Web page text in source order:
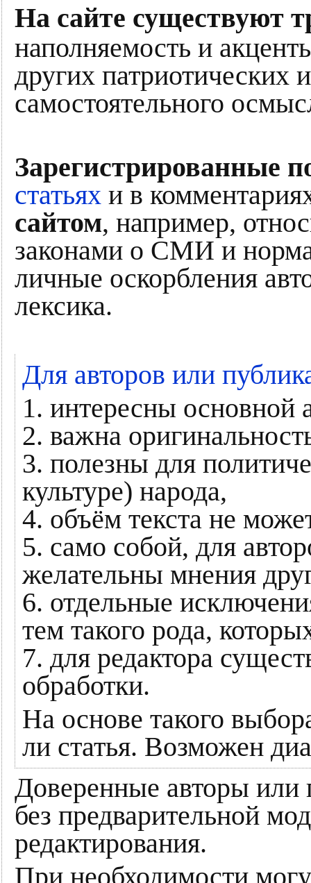
На сайте существуют
наполняемость и
других патриотических
самостоятельного
Зарегистрированные
статьях и в
сайтом, например,
законами о СМИ и
личные оскорбления
лексика.
Для авторов или
1. интересны основной
2. важна
3. полезны для
культуре) народа,
4. объём текста не
5. само собой, для
желательны мнения
6. отдельные
тем такого рода,
7. для редактора
обработки.
На основе такого
ли статья. Возможен
Доверенные авторы или
без предварительной
редактирования.
При необходимости